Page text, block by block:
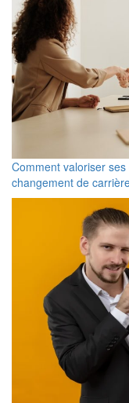
Comment valoriser
changement de